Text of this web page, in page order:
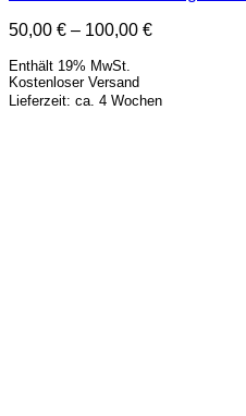
50,00 € – 100,00 €Preisspanne:
Enthält 19% MwSt.
Kostenloser Versand
Lieferzeit: ca. 4 Wochen